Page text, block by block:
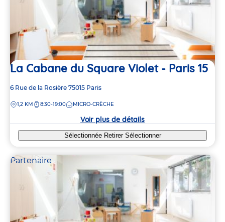
La Cabane du Square Violet - Paris 15
Adresse
la
6 Rue de la Rosière 75015 Paris
DISTANCE
1,2 KM 8:30-19:00 MICRO-CRÈCHE
Voir plus de détails
Sélectionnée Retirer Sélectionner
Partenaire
3
9